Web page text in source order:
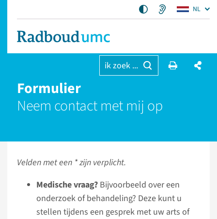
NL
ik zoek ...
Formulier
Neem contact met mij op
Velden met een * zijn verplicht.
Medische vraag? Bijvoorbeeld over een
onderzoek of behandeling? Deze kunt u
stellen tijdens een gesprek met uw arts of